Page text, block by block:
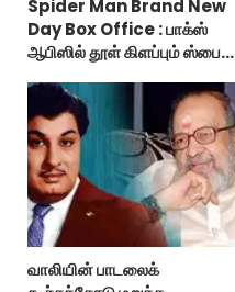
Spider Man Brand New
Day Box Office : பாக்ஸ்
ஆபிஸில் தூள் கிளப்பும் ஸ்பைடர்
வாலியின் பாடலைக்